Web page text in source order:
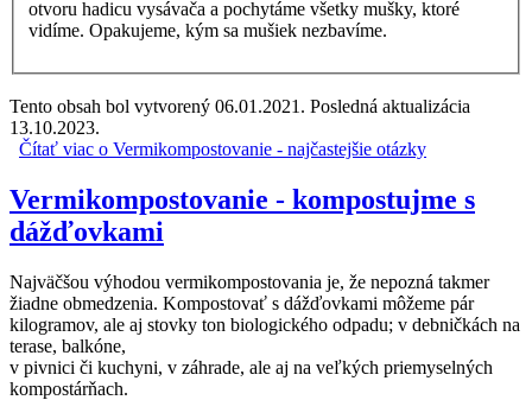
otvoru hadicu vysávača a pochytáme všetky mušky, ktoré
vidíme. Opakujeme, kým sa mušiek nezbavíme.
Tento obsah bol vytvorený 06.01.2021. Posledná aktualizácia
13.10.2023.
Čítať viac o Vermikompostovanie - najčastejšie otázky
Vermikompostovanie - kompostujme s
dážďovkami
Najväčšou výhodou vermikompostovania je, že nepozná takmer
žiadne obmedzenia. Kompostovať s dážďovkami môžeme pár
kilogramov, ale aj stovky ton biologického odpadu; v debničkách na
terase, balkóne,
v pivnici či kuchyni, v záhrade, ale aj na veľkých priemyselných
kompostárňach.